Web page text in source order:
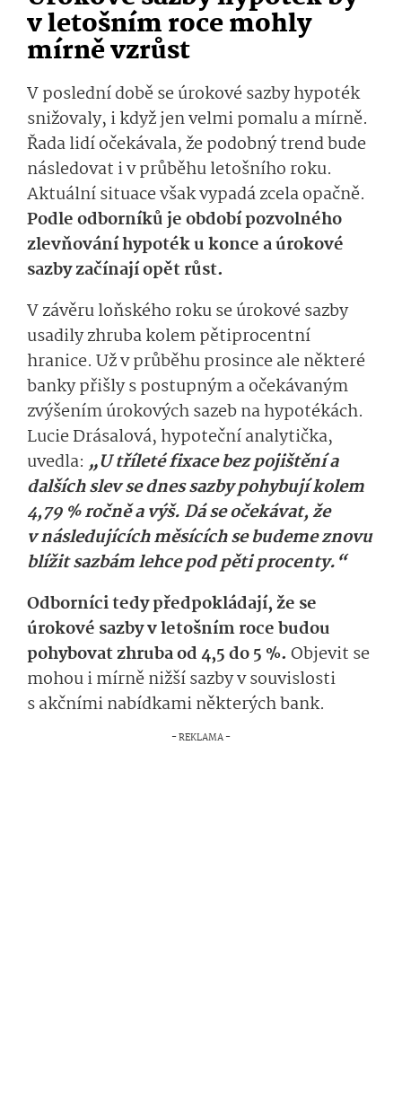
v letošním roce mohly
mírně vzrůst
V poslední době se úrokové sazby hypoték
snižovaly, i když jen velmi pomalu a mírně.
Řada lidí očekávala, že podobný trend bude
následovat i v průběhu letošního roku.
Aktuální situace však vypadá zcela opačně.
Podle odborníků je období pozvolného
zlevňování hypoték u konce a úrokové
sazby začínají opět růst.
V závěru loňského roku se úrokové sazby
usadily zhruba kolem pětiprocentní
hranice. Už v průběhu prosince ale některé
banky přišly s postupným a očekávaným
zvýšením úrokových sazeb na hypotékách.
Lucie Drásalová, hypoteční analytička,
uvedla: „U tříleté fixace bez pojištění a
dalších slev se dnes sazby pohybují kolem
4,79 % ročně a výš. Dá se očekávat, že
v následujících měsících se budeme znovu
blížit sazbám lehce pod pěti procenty.“
Odborníci tedy předpokládají, že se
úrokové sazby v letošním roce budou
pohybovat zhruba od 4,5 do 5 %. Objevit se
mohou i mírně nižší sazby v souvislosti
s akčními nabídkami některých bank.